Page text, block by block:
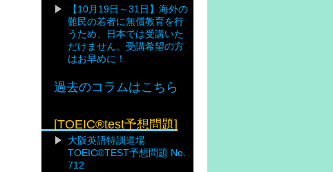
【10月19日～31日】海外の
難民の若者に無償教育を行
うため、日本では受講いた
だけません。受講希望の方
はお早めに！
過去のコラムはこちら
[TOEIC®test予想問題]
大阪英語特訓道場
TOEIC®TEST予想問題 No.
712